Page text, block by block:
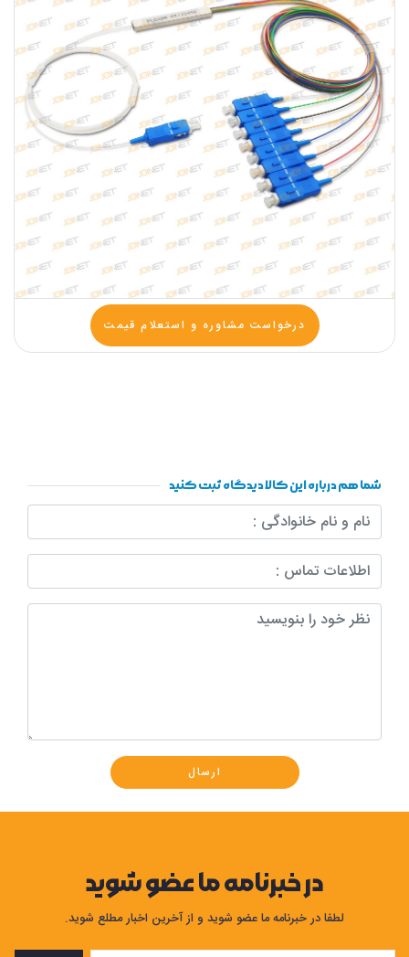
درخواست مشاوره و استعلام قیمت
شما هم درباره این کالا دیدگاه ثبت کنید
ارسال
در خبرنامه ما عضو شوید
لطفا در خبرنامه ما عضو شوید و از آخرین اخبار مطلع شوید.